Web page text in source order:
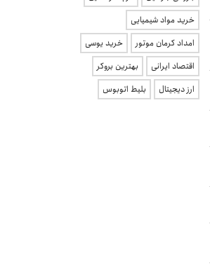
خرید مواد شیمیایی
امداد کرمان موتور
خرید یوسی
اقتصاد ایرانی
بهترین بروکر
ارز دیجیتال
بلیط اتوبوس